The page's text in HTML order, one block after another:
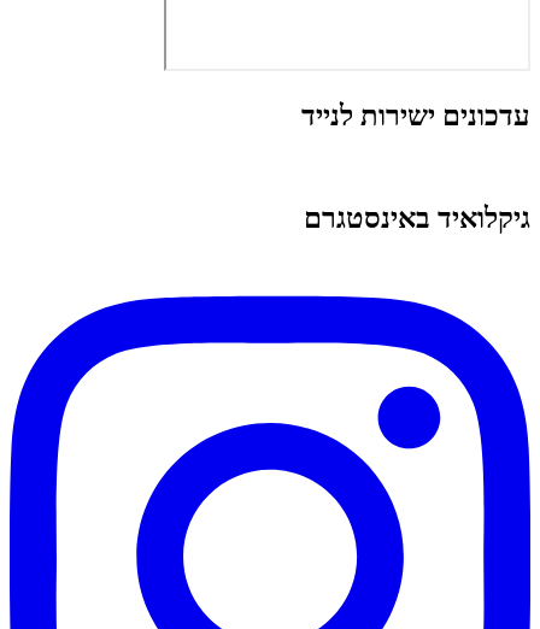
עדכונים ישירות לנייד
גיקלואיד באינסטגרם